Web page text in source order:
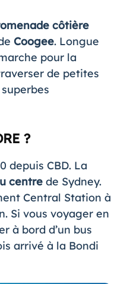
côtière
Coogee. Longue
pour la
de petites
?
depuis CBD. La
centrede Sydney.
Central Station à
Si vous voyager en
à bord d’un bus
arrivé à la Bondi